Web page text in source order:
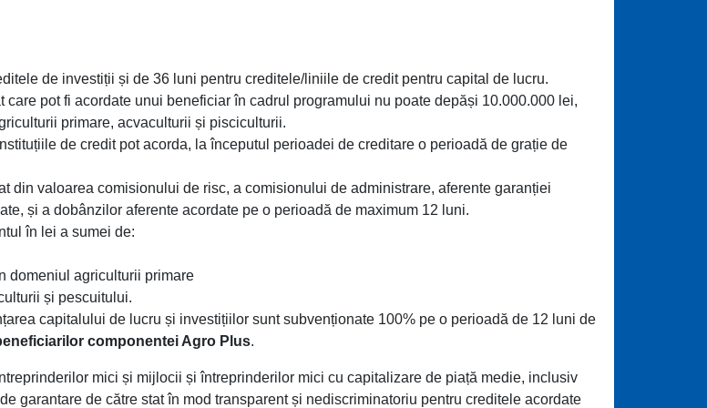
de investiții și de 36 luni pentru creditele/liniile de credit pentru capital de lucru.
pot fi acordate unui beneficiar în cadrul programului nu poate depăși 10.000.000 lei,
primare, acvaculturii și pisciculturii.
de credit pot acorda, la începutul perioadei de creditare o perioadă de grație de
din valoarea comisionului de risc, a comisionului de administrare, aferente garanției
și a dobânzilor aferente acordate pe o perioadă de maximum 12 luni.
în lei a sumei de:
domeniul agriculturii primare
și pescuitului.
capitalului de lucru și investițiilor sunt subvenționate 100% pe o perioadă de 12 luni de
componentei Agro Plus.
mici și mijlocii și întreprinderilor mici cu capitalizare de piață medie, inclusiv
garantare de către stat în mod transparent și nediscriminatoriu pentru creditele acordate